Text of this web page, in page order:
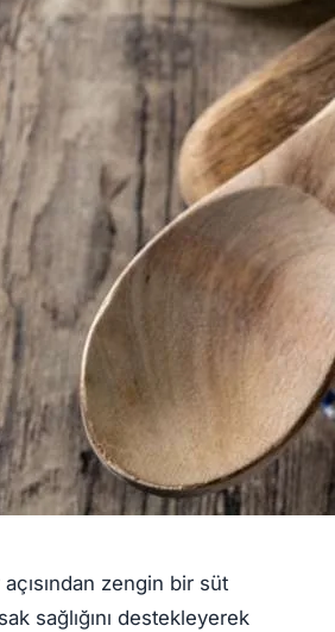
zengin bir süt
sağlığını destekleyerek